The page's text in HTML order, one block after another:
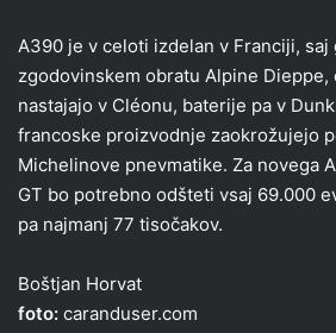
A390 je v celoti izdelan v Franciji, saj
zgodovinskem obratu Alpine
nastajajo v Cléonu, baterije pa v
francoske proizvodnje zaokrožujejo
Michelinove pnevmatike. Za novega
GT bo potrebno odšteti vsaj 69.000
pa najmanj 77 tisočakov.
Boštjan Horvat
foto: caranduser.com